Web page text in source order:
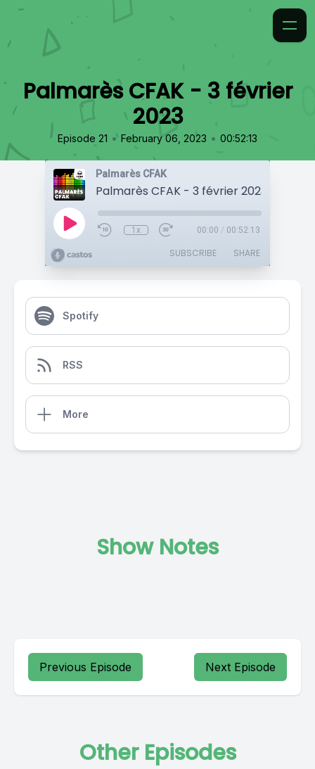
Palmarès CFAK - 3 février
2023
Episode 21 • February 06, 2023 • 00:52:13
Palmarès CFAK
Palmarès CFAK - 3 février 2023
1x 00:00 / 00:52:13
SUBSCRIBE SHARE
Spotify
RSS
More
Show Notes
Previous Episode Next Episode
Other Episodes